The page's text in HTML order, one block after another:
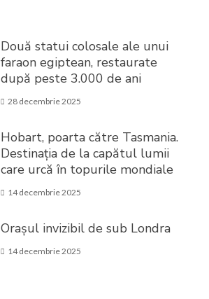
Două statui colosale ale unui
faraon egiptean, restaurate
după peste 3.000 de ani
28 decembrie 2025
Hobart, poarta către Tasmania.
Destinația de la capătul lumii
care urcă în topurile mondiale
14 decembrie 2025
Orașul invizibil de sub Londra
14 decembrie 2025